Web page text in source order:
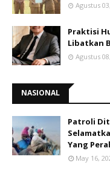
Agustus
Praktisi
Libatkan
Agustus
NASIONAL
Patroli
Yang
May 16,